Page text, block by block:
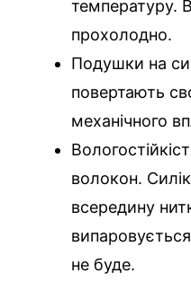
температуру.
прохолодно.
Подушки на
повертають
механічного
волокон.
всередину
не буде.